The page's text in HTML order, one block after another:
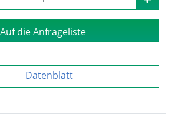
Auf die Anfrageliste
Datenblatt